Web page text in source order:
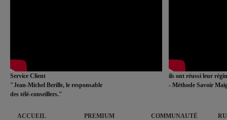
Service Client
"Jean-Michel Berille, le responsable
des télé-conseillers."
ils ont réussi leur
- Méthode Savoir
ACCUEIL PREMIUM COMMUNAUTÉ